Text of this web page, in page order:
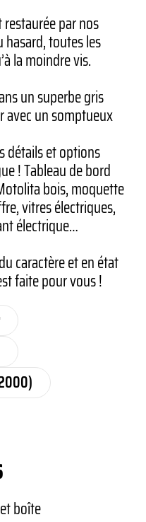
par nos
hasard, toutes les
la moindre vis.
un superbe gris
avec un somptueux
détails et options
! Tableau de bord
bois, moquette
vitres électriques,
électrique…
caractère et en état
faite pour vous !
boîte